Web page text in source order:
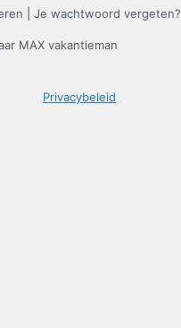
Je wachtwoord vergeten?
MAX vakantieman
Privacybeleid